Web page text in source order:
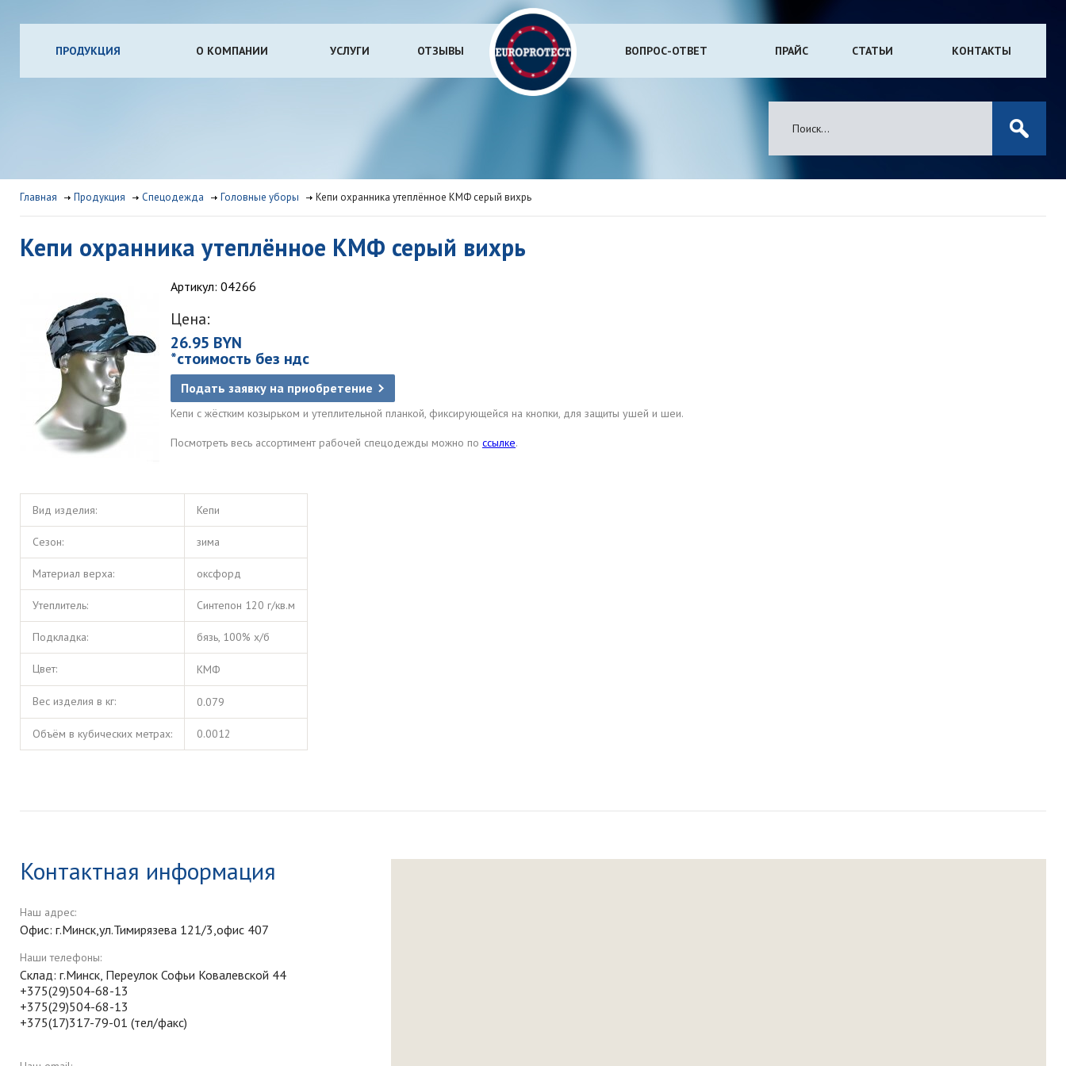
ПРОДУКЦИЯ О КОМПАНИИ УСЛУГИ ОТЗЫВЫ ВОПРОС-ОТВЕТ ПРАЙС СТАТЬИ КОНТАКТЫ
Главная Продукция Спецодежда Головные уборы Кепи охранника утеплённое КМФ серый вихрь
Кепи охранника утеплённое КМФ серый вихрь
Артикул: 04266
Цена:
26.95 BYN
*стоимость без ндс
Подать заявку на приобретение
Кепи с жёстким козырьком и утеплительной планкой, фиксирующейся на кнопки, для защиты ушей и шеи.
Посмотреть весь ассортимент рабочей спецодежды можно по ссылке.
Вид изделия: Кепи
Сезон: зима
Материал верха: оксфорд
Утеплитель: Синтепон 120 г/кв.м
Подкладка: бязь, 100% х/б
Цвет: КМФ
Вес изделия в кг: 0.079
Объём в кубических метрах: 0.0012
Контактная информация
Наш адрес:
Офис: г.Минск,ул.Тимирязева 121/3,офис 407
Наши телефоны:
Склад: г.Минск, Переулок Софьи Ковалевской 44
+375(29)504-68-13
+375(29)504-68-13
+375(17)317-79-01 (тел/факс)